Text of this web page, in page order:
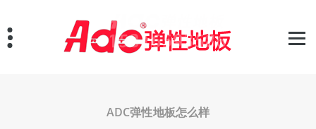
至
正
ADC弹性地板怎么样